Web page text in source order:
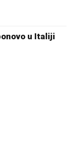
u Italiji